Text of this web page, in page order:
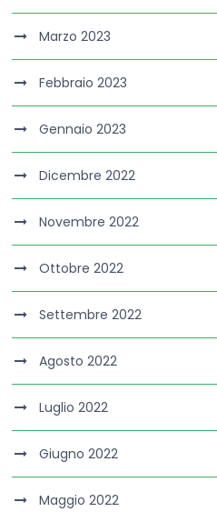
Marzo 2023
Febbraio 2023
Gennaio 2023
Dicembre 2022
Novembre 2022
Ottobre 2022
Settembre 2022
Agosto 2022
Luglio 2022
Giugno 2022
Maggio 2022